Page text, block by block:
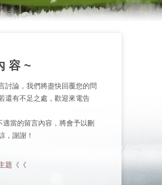
容 ~
討論，我們將盡快回覆您的問
還有不足之處，歡迎來電告
適當的留言內容，將會予以刪
，謝謝！
題《《